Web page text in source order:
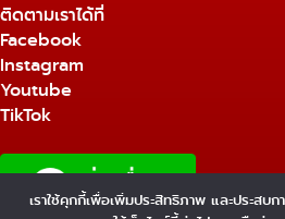
ติดตามเราได้ที่
Facebook
Instagram
Youtube
TikTok
เราใช้คุกกี้เพื่อเพิ่มประสิทธิภาพ และประสบ